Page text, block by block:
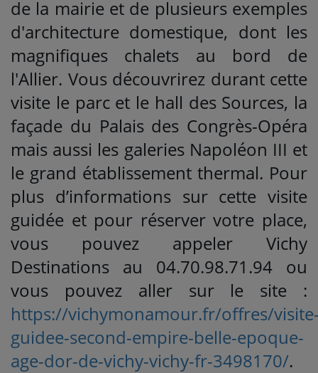
de la mairie et de plusieurs exemples
d'architecture domestique, dont les
magnifiques chalets au bord de
l'Allier. Vous découvrirez durant cette
visite le parc et le hall des Sources, la
façade du Palais des Congrès-Opéra
mais aussi les galeries Napoléon III et
le grand établissement thermal. Pour
plus d’informations sur cette visite
guidée et pour réserver votre place,
vous pouvez appeler Vichy
Destinations au 04.70.98.71.94 ou
vous pouvez aller sur le site :
https://vichymonamour.fr/offres/
guidee-second-empire-belle-epoque-
age-dor-de-vichy-vichy-fr-3498170/.